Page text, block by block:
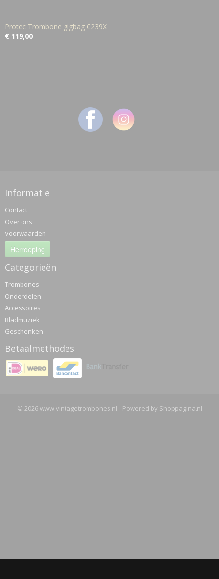
Protec Trombone gigbag C239X
€ 119,00
Informatie
Contact
Over ons
Voorwaarden
Herroeping
Categorieën
Trombones
Onderdelen
Accessoires
Bladmuziek
Geschenken
Betaalmethodes
© 2026 www.vintagetrombones.nl - Powered by Shoppagina.nl